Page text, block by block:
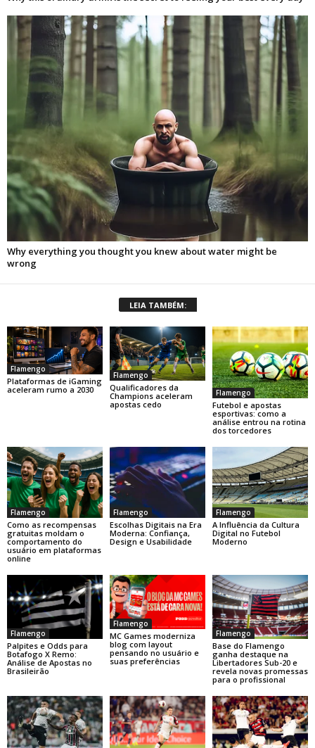
LEIA TAMBÉM:
Flamengo
Plataformas de iGaming
aceleram rumo a 2030
Flamengo
Qualificadores da
Champions aceleram
apostas cedo
Flamengo
Futebol e apostas
esportivas: como a
análise entrou na rotina
dos torcedores
Flamengo
Como as recompensas
gratuitas moldam o
comportamento do
usuário em plataformas
online
Flamengo
Escolhas Digitais na Era
Moderna: Confiança,
Design e Usabilidade
Flamengo
A Influência da Cultura
Digital no Futebol
Moderno
Flamengo
Palpites e Odds para
Botafogo X Remo:
Análise de Apostas no
Brasileirão
Flamengo
MC Games moderniza
blog com layout
pensando no usuário e
suas preferências
Flamengo
Base do Flamengo
ganha destaque na
Libertadores Sub-20 e
revela novas promessas
para o profissional